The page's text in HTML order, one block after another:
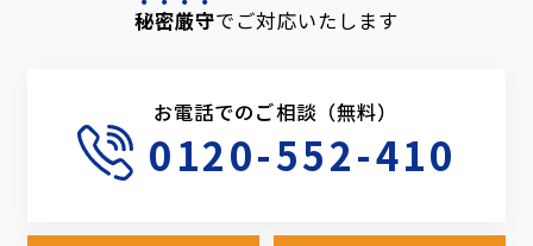
秘密厳守でご対応いたします
お電話でのご相談（無料）
0120-552-410